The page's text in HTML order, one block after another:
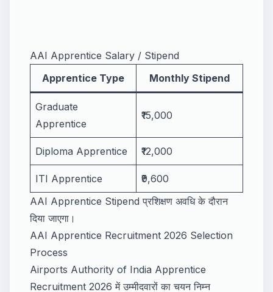
AAI Apprentice Salary / Stipend
Apprentice Type
Monthly Stipend
Graduate
Apprentice
₹15,000
Diploma Apprentice ₹12,000
ITI Apprentice
₹9,600
AAI Apprentice Stipend प्रशिक्षण अवधि के दौरान
दिया जाएगा।
AAI Apprentice Recruitment 2026 Selection
Process
Airports Authority of India Apprentice
Recruitment 2026 में उम्मीदवारों का चयन निम्न